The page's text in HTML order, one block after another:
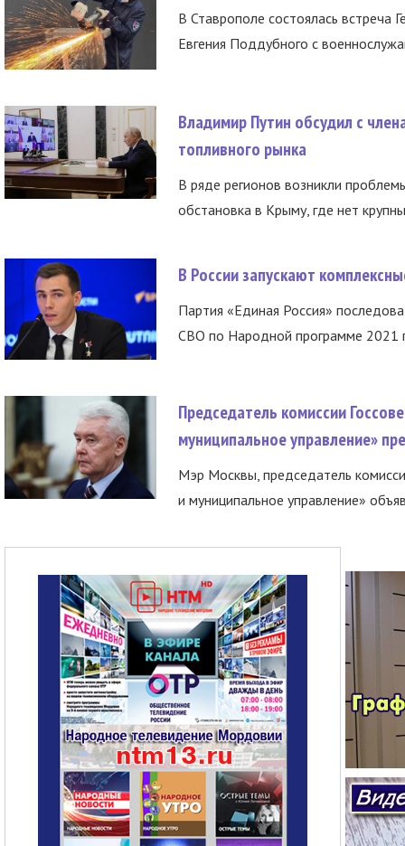
В Ставрополе состоялась встреча
Евгения Поддубного с
Владимир Путин обсудил с
топливного рынка
В ряде регионов возникли
обстановка в Крыму, где нет
В России запускают
Партия «Единая Россия»
СВО по Народной программе 2021
Председатель комиссии
муниципальное управление»
Мэр Москвы, председатель
и муниципальное управление»